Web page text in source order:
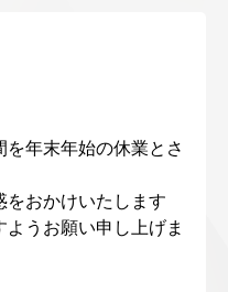
年末年始の休業とさ
をおかけいたします
うお願い申し上げま